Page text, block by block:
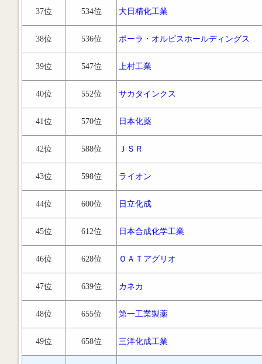
37位 534位 大日精化工業
38位 536位 ポーラ・オルビスホールディングス
39位 547位 上村工業
40位 552位 サカタインクス
41位 570位 日本化薬
42位 588位 ＪＳＲ
43位 598位 ライオン
44位 600位 日立化成
45位 612位 日本合成化学工業
46位 628位 ＯＡＴアグリオ
47位 639位 カネカ
48位 655位 第一工業製薬
49位 658位 三洋化成工業